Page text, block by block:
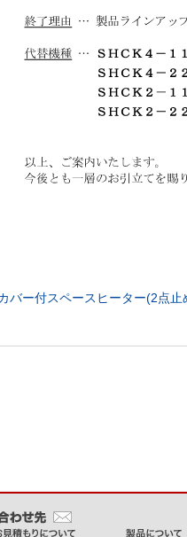
バー付スペースヒーター(2点